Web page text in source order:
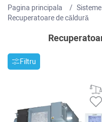
Pagina principala
Recuperatoare de căldură
Filtru